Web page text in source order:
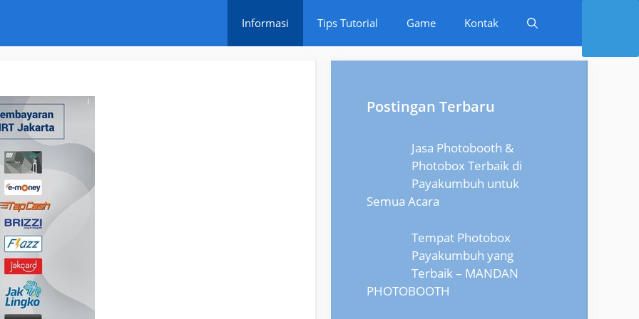
Informasi Tips Tutorial Game Kontak
Postingan Terbaru
Jasa Photobooth &
Photobox Terbaik di
Payakumbuh untuk
Semua Acara
Tempat Photobox
Payakumbuh yang
Terbaik – MANDAN
PHOTOBOOTH